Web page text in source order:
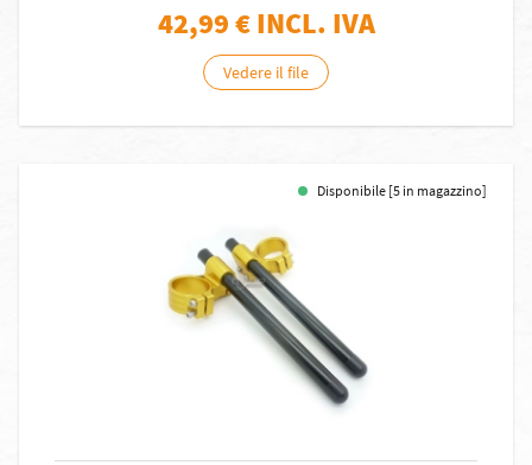
42,99€ INCL. IVA
Vedere il file
Disponibile [5 in magazzino]